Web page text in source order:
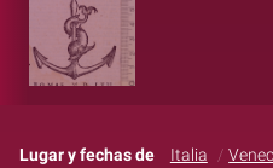
Lugar y fechas de
Italia